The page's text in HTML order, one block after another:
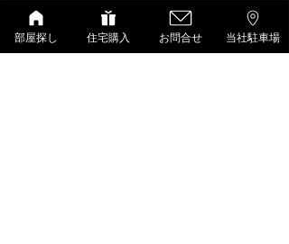
物件紹介
シャーメゾン（積水ハウス）
部屋探し 住宅購入 お問合せ 当社駐車場